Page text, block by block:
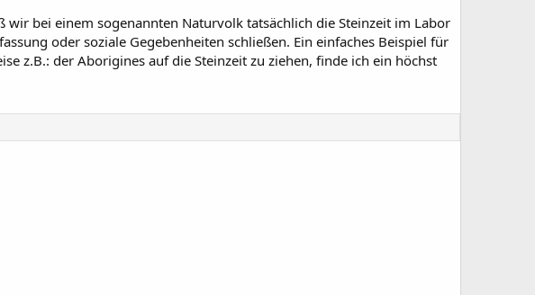
bei einem sogenannten Naturvolk tatsächlich die Steinzeit im Labor
oder soziale Gegebenheiten schließen. Ein einfaches Beispiel für
z.B.: der Aborigines auf die Steinzeit zu ziehen, finde ich ein höchst